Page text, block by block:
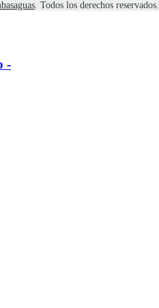
. Todos los derechos reservados.
-